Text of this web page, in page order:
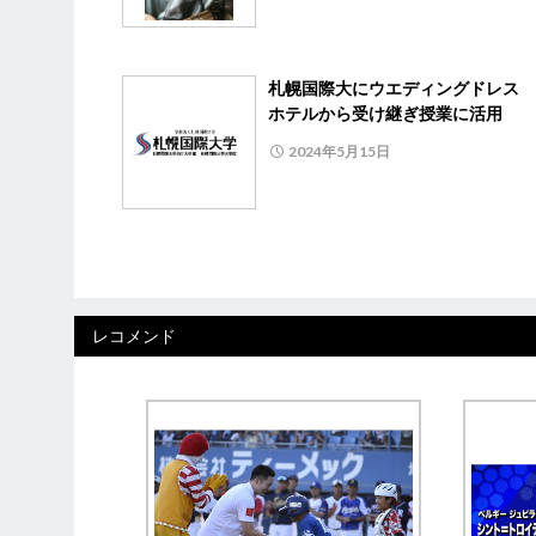
札幌国際大にウエディングドレス
ホテルから受け継ぎ授業に活用
2024年5月15日
レコメンド